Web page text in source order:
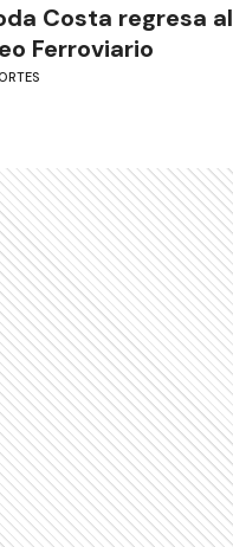
Costa regresa al
Ferroviario